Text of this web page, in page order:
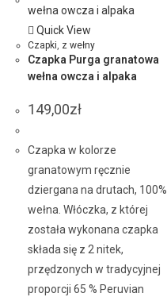
Quick View
Czapki, z wełny
Czapka Purga granatowa
wełna owcza i alpaka
149,00zł
Czapka w kolorze
granatowym ręcznie
dziergana na drutach, 100%
wełna. Włóczka, z której
została wykonana czapka
składa się z 2 nitek,
przędzonych w tradycyjnej
proporcji 65 % Peruvian